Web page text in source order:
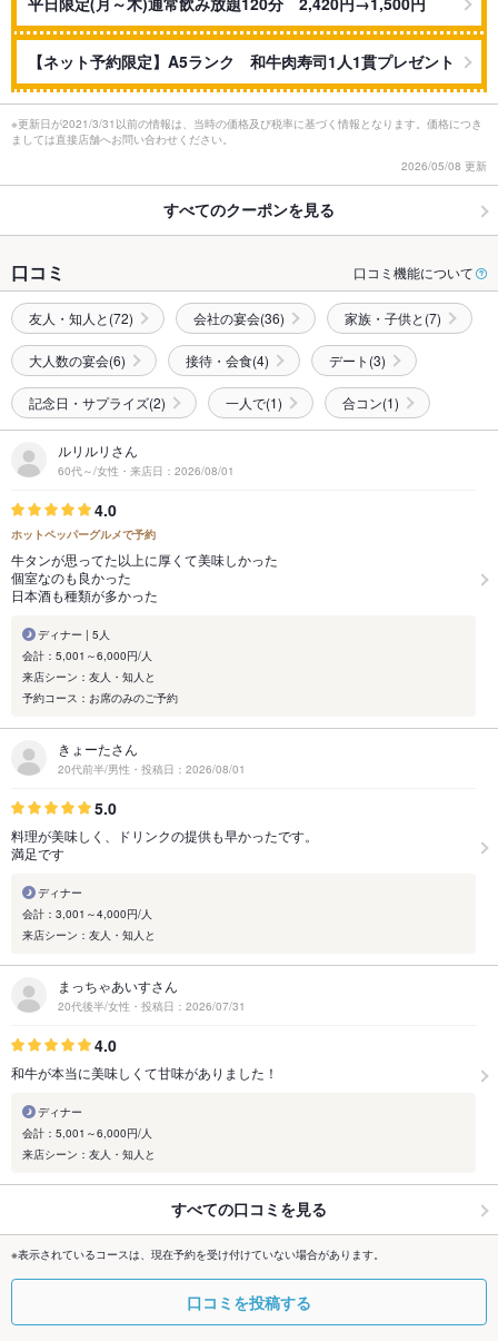
【ネット予約限定】A5ランク 和牛肉寿司1人1貫プレゼント
※更新日が2021/3/31以前の情報は、当時の価格及び税率に基づく情報となります。価格につき
ましては直接店舗へお問い合わせください。
2026/05/08 更新
すべてのクーポンを見る
口コミ 口コミ機能について
友人・知人と(72) 会社の宴会(36) 家族・子供と(7)
大人数の宴会(6) 接待・会食(4) デート(3)
記念日・サプライズ(2) 一人で(1) 合コン(1)
ルリルリさん
60代～/女性・来店日：2026/08/01
4.0
ホットペッパーグルメで予約
牛タンが思ってた以上に厚くて美味しかった
個室なのも良かった
日本酒も種類が多かった
ディナー | 5人
会計：5,001～6,000円/人
来店シーン：友人・知人と
予約コース：お席のみのご予約
きょーたさん
20代前半/男性・投稿日：2026/08/01
5.0
料理が美味しく、ドリンクの提供も早かったです。
満足です
ディナー
会計：3,001～4,000円/人
来店シーン：友人・知人と
まっちゃあいすさん
20代後半/女性・投稿日：2026/07/31
4.0
和牛が本当に美味しくて甘味がありました！
ディナー
会計：5,001～6,000円/人
来店シーン：友人・知人と
すべての口コミを見る
※表示されているコースは、現在予約を受け付けていない場合があります。
口コミを投稿する